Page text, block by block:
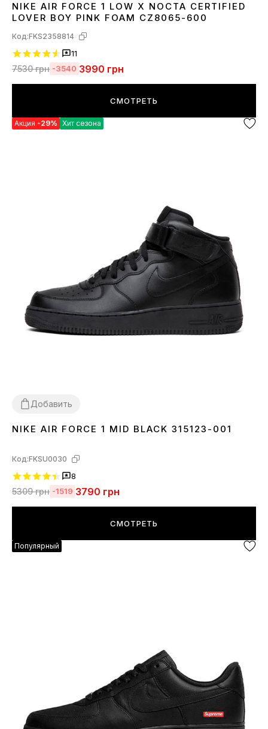
3637 38 39 40
NIKE AIR FORCE 1 LOW X NOCTA CERTIFIED
LOVER BOY PINK FOAM CZ8065-600
Код:FKS2358814
11
7530грн -3540 3990 грн
СМОТРЕТЬ
Акция -29% Хит сезона
Добавить
4142 4345
NIKE AIR FORCE 1 MID BLACK 315123-001
Код:FKSU0030
8
5309грн -1519 3790 грн
СМОТРЕТЬ
Популярный